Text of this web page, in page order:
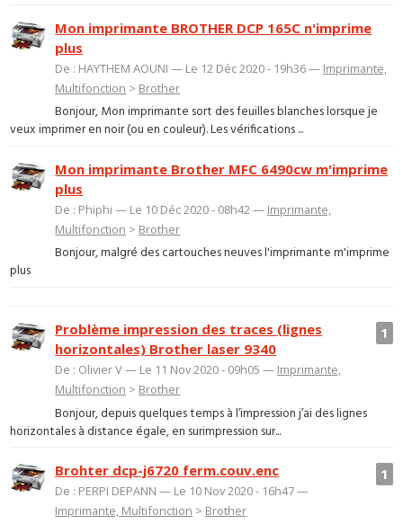
Mon imprimante BROTHER DCP 165C n'imprime
plus
De : HAYTHEM AOUNI — Le 12 Déc 2020 - 19h36 — Imprimante,
Multifonction > Brother
Bonjour, Mon imprimante sort des feuilles blanches lorsque je
veux imprimer en noir (ou en couleur). Les vérifications ...
Mon imprimante Brother MFC 6490cw m'imprime
plus
De : Phiphi — Le 10 Déc 2020 - 08h42 — Imprimante,
Multifonction > Brother
Bonjour, malgré des cartouches neuves l'imprimante m'imprime
plus
1
Problème impression des traces (lignes
horizontales) Brother laser 9340
De : Olivier V — Le 11 Nov 2020 - 09h05 — Imprimante,
Multifonction > Brother
Bonjour, depuis quelques temps à l’impression j’ai des lignes
horizontales à distance égale, en surimpression sur...
1
Brohter dcp-j6720 ferm.couv.enc
De : PERPI DEPANN — Le 10 Nov 2020 - 16h47 —
Imprimante, Multifonction > Brother